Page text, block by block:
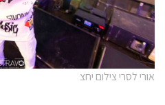
אורי לסרי צילום יחצ